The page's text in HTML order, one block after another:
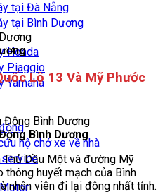
tại Đà Nẵng
tại Bình Dương
Honda
Piaggio
Yamaha
hộ chở xe về nhà
Lộ 13 Và Mỹ Phước
Bình Dương
Dầu Một và đường Mỹ
thông huyết mạch của Bình
nhân viên đi lại đông nhất tỉnh.